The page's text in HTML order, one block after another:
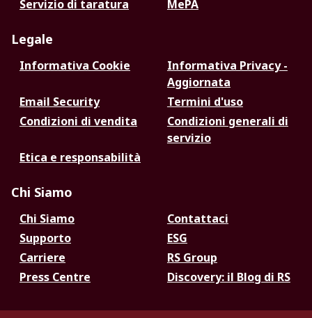
Servizio di taratura
MePA
Legale
Informativa Cookie
Informativa Privacy -
Aggiornata
Email Security
Termini d'uso
Condizioni di vendita
Condizioni generali di
servizio
Etica e responsabilità
Chi Siamo
Chi Siamo
Contattaci
Supporto
ESG
Carriere
RS Group
Press Centre
Discovery: il Blog di RS